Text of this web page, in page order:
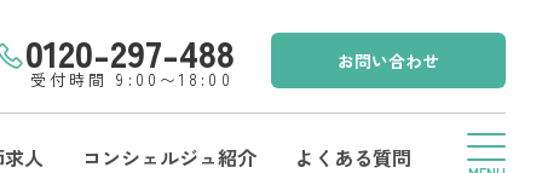
0120-297-488
受付時間 9:00〜18:00
お問い合わせ
人 コンシェルジュ紹介 よくある質問